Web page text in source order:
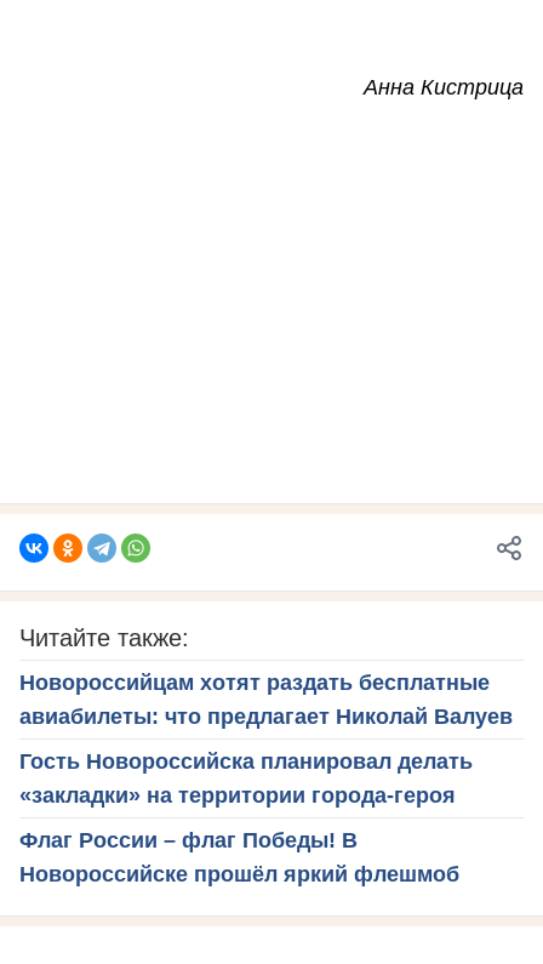
Анна Кистрица
Читайте также:
Новороссийцам хотят раздать бесплатные
авиабилеты: что предлагает Николай Валуев
Гость Новороссийска планировал делать
«закладки» на территории города-героя
Флаг России – флаг Победы! В
Новороссийске прошёл яркий флешмоб